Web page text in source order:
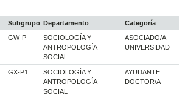
Subgrupo Departamento
Categoría
GW-P
SOCIOLOGÍA Y
ANTROPOLOGÍA
SOCIAL
ASOCIADO/A
UNIVERSIDAD
GX-P1
SOCIOLOGÍA Y
ANTROPOLOGÍA
SOCIAL
AYUDANTE
DOCTOR/A